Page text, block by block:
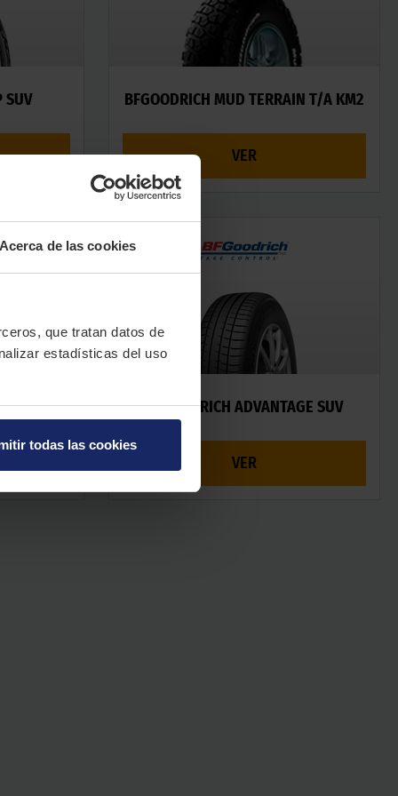
de las cookies
que tratan datos de
estadísticas del uso
todas las cookies
SUV BFGOODRICH MUD TERRAIN T/A KM2
VER
T/A KO3 BFGOODRICH ADVANTAGE SUV
VER